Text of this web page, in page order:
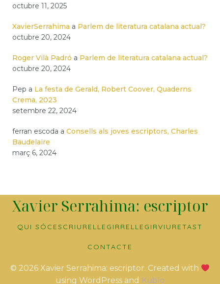
octubre 11, 2025
XavierSerrahima a Parlem de literatura catalana actual?
octubre 20, 2024
Roger Vilà Padró a Parlem de literatura catalana actual?
octubre 20, 2024
Pep a La festa de Gerald, Robert Coover, Quaderns
Crema, 2023
setembre 22, 2024
ferran escoda a Consells als joves escriptors, Charles
Baudelaire
març 6, 2024
Xavier Serrahima: escriptor
QUI SÓC ESCRIURE LLEGIRRELLEGIRVIURETAST
CONTACTE
© 2026 Xavier Serrahima: escriptor. Created with
using WordPress and Kubio